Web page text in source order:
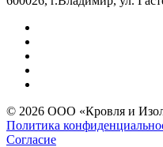
© 2026 ООО «Кровля и
Политика
Согласие